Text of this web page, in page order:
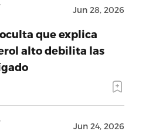
Jun 28, 2026
que explica
alto debilita las
Jun 24, 2026